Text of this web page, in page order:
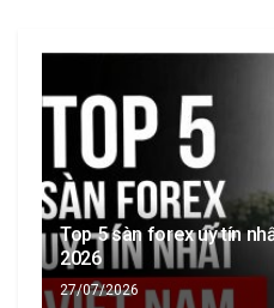
Top 5 sàn forex uy tín
2026
27/07/2026